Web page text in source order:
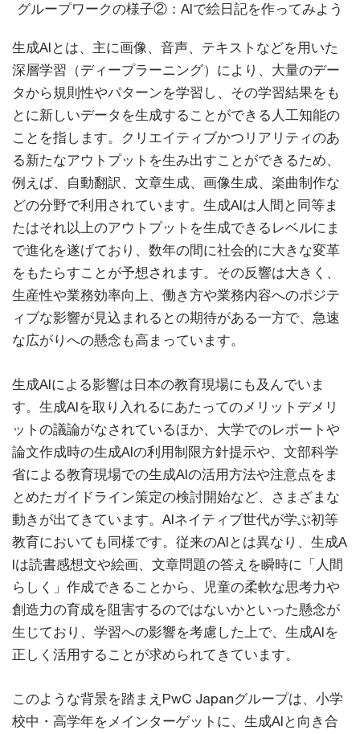
グループワークの様子②：AIで絵日記を作ってみよう
生成AIとは、主に画像、音声、テキストなどを用いた
深層学習（ディープラーニング）により、大量のデー
タから規則性やパターンを学習し、その学習結果をも
とに新しいデータを生成することができる人工知能の
ことを指します。クリエイティブかつリアリティのあ
る新たなアウトプットを生み出すことができるため、
例えば、自動翻訳、文章生成、画像生成、楽曲制作な
どの分野で利用されています。生成AIは人間と同等ま
たはそれ以上のアウトプットを生成できるレベルにま
で進化を遂げており、数年の間に社会的に大きな変革
をもたらすことが予想されます。その反響は大きく、
生産性や業務効率向上、働き方や業務内容へのポジテ
ィブな影響が見込まれるとの期待がある一方で、急速
な広がりへの懸念も高まっています。
生成AIによる影響は日本の教育現場にも及んでいま
す。生成AIを取り入れるにあたってのメリットデメリ
ットの議論がなされているほか、大学でのレポートや
論文作成時の生成AIの利用制限方針提示や、文部科学
省による教育現場での生成AIの活用方法や注意点をま
とめたガイドライン策定の検討開始など、さまざまな
動きが出てきています。AIネイティブ世代が学ぶ初等
教育においても同様です。従来のAIとは異なり、生成A
Iは読書感想文や絵画、文章問題の答えを瞬時に「人間
らしく」作成できることから、児童の柔軟な思考力や
創造力の育成を阻害するのではないかといった懸念が
生じており、学習への影響を考慮した上で、生成AIを
正しく活用することが求められてきています。
このような背景を踏まえPwC Japanグループは、小学
校中・高学年をメインターゲットに、生成AIと向き合